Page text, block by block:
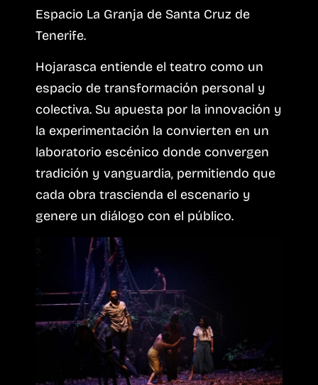
Espacio La Granja de Santa Cruz de
Tenerife.
Hojarasca entiende el teatro como un
espacio de transformación personal y
colectiva. Su apuesta por la innovación y
la experimentación la convierten en un
laboratorio escénico donde convergen
tradición y vanguardia, permitiendo que
cada obra trascienda el escenario y
genere un diálogo con el público.